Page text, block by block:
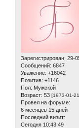
Зарегистрирован: 29-
Сообщений: 6847
Уважение: +16042
Позитив: +1146
Пол: Мужской
Возраст: 53 [1973-01-
Провел на форуме:
6 месяцев 15 дней
Последний визит:
Сегодня 10:43:49